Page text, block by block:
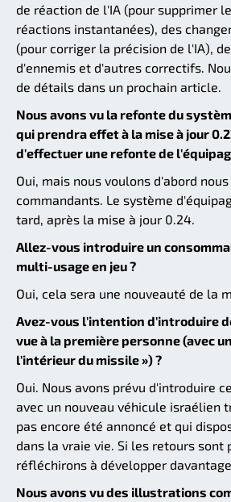
de réaction de l'IA (pour supprimer
réactions instantanées), des
(pour corriger la précision de l'IA),
d'ennemis et d'autres correctifs.
de détails dans un prochain article.
Nous avons vu la refonte du
qui prendra effet à la mise à jour
d'effectuer une refonte de
Oui, mais nous voulons d'abord
commandants. Le système
tard, après la mise à jour 0.24.
Allez-vous introduire un
multi-usage en jeu ?
Oui, cela sera une nouveauté de la
Avez-vous l'intention d'introduire
vue à la première personne (avec
l'intérieur du missile ») ?
Oui. Nous avons prévu d'introduire
avec un nouveau véhicule israélien
pas encore été annoncé et qui
dans la vraie vie. Si les retours sont
réfléchirons à développer
Nous avons vu des illustrations